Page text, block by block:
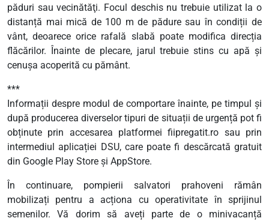
păduri sau vecinătăţi. Focul deschis nu trebuie utilizat la o
distanță mai mică de 100 m de pădure sau în condiții de
vânt, deoarece orice rafală slabă poate modifica direcția
flăcărilor. Înainte de plecare, jarul trebuie stins cu apă și
cenușa acoperită cu pământ.
***
Informații despre modul de comportare înainte, pe timpul și
după producerea diverselor tipuri de situații de urgență pot fi
obținute prin accesarea platformei fiipregatit.ro sau prin
intermediul aplicației DSU, care poate fi descărcată gratuit
din Google Play Store și AppStore.
În continuare, pompierii salvatori prahoveni rămân
mobilizați pentru a acționa cu operativitate în sprijinul
semenilor. Vă dorim să aveți parte de o minivacanță